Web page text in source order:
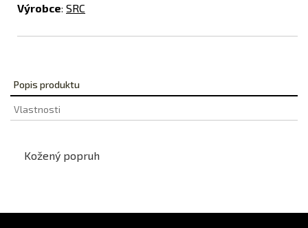
Výrobce: SRC
Popis produktu
Vlastnosti
Kožený popruh